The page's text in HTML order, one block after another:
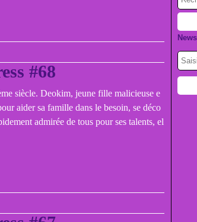
#68
siècle. Deokim, jeune fille malicieuse e
aider sa famille dans le besoin, se déco
admirée de tous pour ses talents, el